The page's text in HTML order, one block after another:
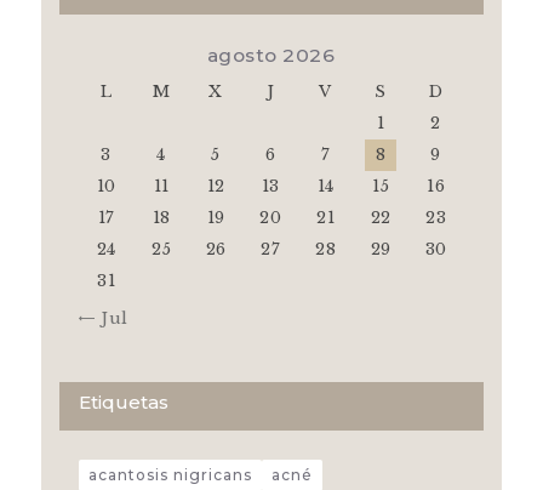
agosto 2026
L M X J V S
D
1
2
3
4 5 6 7 8
9
10
11 12 13 14 15
16
17
18 19 20 21 22
23
24
25 26 27 28 29
30
31
« Jul
Etiquetas
acantosis nigricans
acné